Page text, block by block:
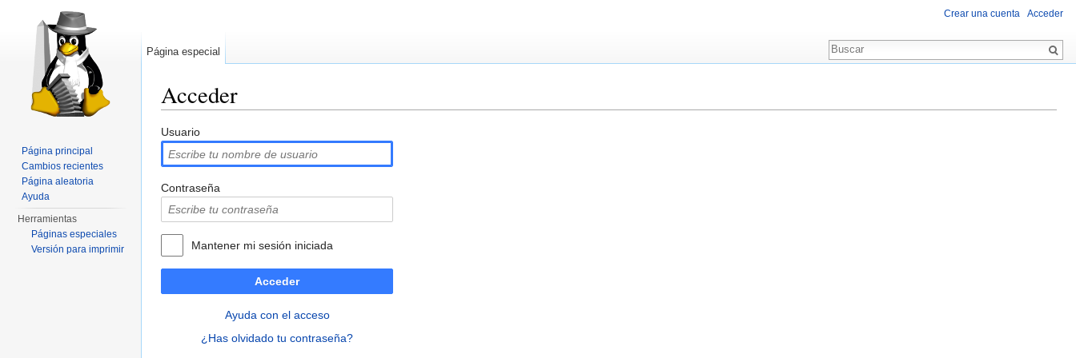
Acceder
Usuario
Contraseña
Mantener mi sesión iniciada
Acceder
Ayuda con el acceso
¿Has olvidado tu contraseña?
Crear una cuenta Acceder
Página especial
Página principal
Cambios recientes
Página aleatoria
Ayuda
Herramientas
Páginas especiales
Versión para imprimir